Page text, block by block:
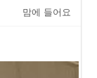
맘에 들어요